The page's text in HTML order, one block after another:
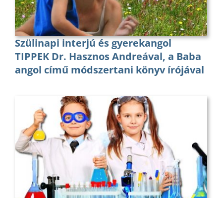
Szülinapi interjú és gyerekangol
TIPPEK Dr. Hasznos Andreával, a Baba
angol című módszertani könyv írójával